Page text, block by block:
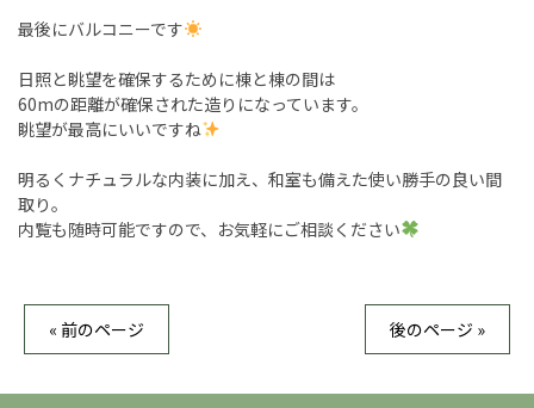
最後にバルコニーです
日照と眺望を確保するために棟と棟の間は
60mの距離が確保された造りになっています。
眺望が最高にいいですね
明るくナチュラルな内装に加え、和室も備えた使い勝手の良い間
取り。
内覧も随時可能ですので、お気軽にご相談ください
« 前のページ 後のページ »